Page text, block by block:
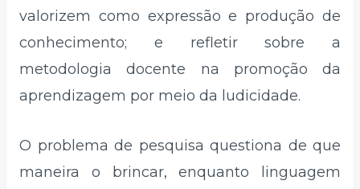
valorizem como expressão e produção de
conhecimento; e refletir sobre a
metodologia docente na promoção da
aprendizagem por meio da ludicidade.
O problema de pesquisa questiona de que
maneira o brincar, enquanto linguagem